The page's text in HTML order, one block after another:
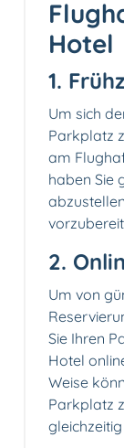
Hotel
1.
Um sich
Parkplatz
am
haben Sie
2.
Um von
Sie Ihren
Hotel
Weise
Parkplatz
gleichzeitig